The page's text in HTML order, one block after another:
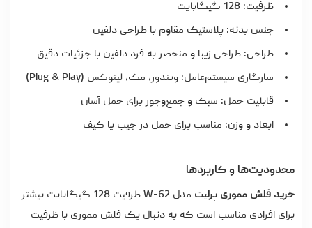
ظرفیت: 128 گیگابایت
جنس بدنه: پلاستیک مقاوم با طراحی دلفین
طراحی: طراحی زیبا و منحصر به فرد دلفین با جزئیات دقیق
سازگاری سیستم‌عامل: ویندوز، مک، لینوکس (Plug & Play)
قابلیت حمل: سبک و جمع‌وجور برای حمل آسان
ابعاد و وزن: مناسب برای حمل در جیب یا کیف
محدودیت‌ها و کاربردها
خرید فلش مموری پرلیت
مدل W-62 ظرفیت 128 گیگابایت بیشتر
برای افرادی مناسب است که به دنبال یک فلش مموری با ظرفیت